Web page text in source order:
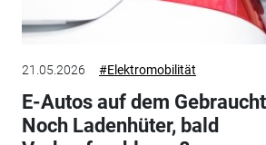
21.05.2026 #Elektromobilität
E-Autos auf dem
Noch Ladenhüter, bald